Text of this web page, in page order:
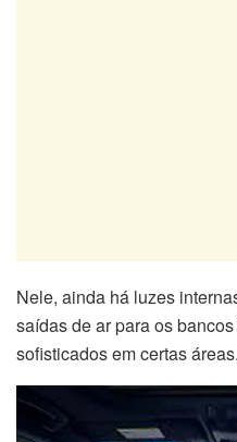
Nele, ainda há luzes
saídas de ar para os
sofisticados em certas áreas.